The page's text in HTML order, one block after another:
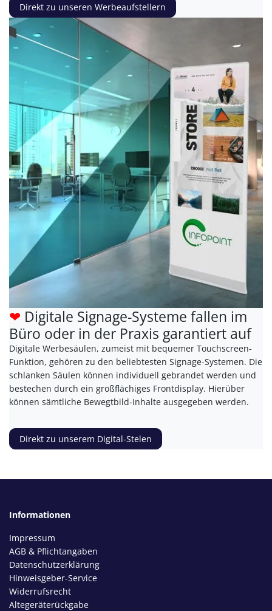
Direkt zu unseren Werbeaufstellern
❤ Digitale Signage-Systeme fallen im
Büro oder in der Praxis garantiert auf
Digitale Werbesäulen, zumeist mit bequemer Touchscreen-
Funktion, gehören zu den beliebtesten Signage-Systemen. Die
schlanken Säulen können individuell gebrandet werden und
bestechen durch ein großflächiges Frontdisplay. Hierüber
können sämtliche Bewegtbild-Inhalte ausgegeben werden.
Direkt zu unserem Digital-Stelen
Informationen
Impressum
AGB & Pflichtangaben
Datenschutzerklärung
Hinweisgeber-Service
Widerrufsrecht
Altegeräterückgabe